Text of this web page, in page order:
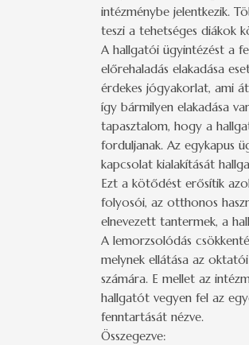
intézménybe jelentkezik.
teszi a tehetséges diákok
A hallgatói ügyintézést a
előrehaladás elakadása
érdekes jógyakorlat, ami
így bármilyen elakadása
tapasztalom, hogy a
forduljanak. Az egykapus
kapcsolat kialakítását
Ezt a kötődést erősítik
folyosói, az otthonos
elnevezett tantermek, a
A lemorzsolódás
melynek ellátása az
számára. E mellet az
hallgatót vegyen fel az
fenntartását nézve.
Összegezve: